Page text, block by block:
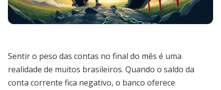
Sentir o peso das contas no final do mês é uma
realidade de muitos brasileiros. Quando o saldo da
conta corrente fica negativo, o banco oferece